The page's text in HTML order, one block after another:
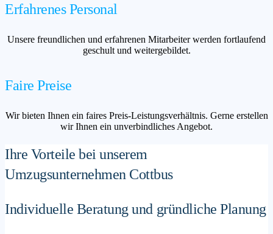
Erfahrenes Personal
Unsere freundlichen und erfahrenen Mitarbeiter werden fortlaufend
geschult und weitergebildet.
Faire Preise
Wir bieten Ihnen ein faires Preis-Leistungsverhältnis. Gerne erstellen
wir Ihnen ein unverbindliches Angebot.
Ihre Vorteile bei unserem
Umzugsunternehmen Cottbus
Individuelle Beratung und gründliche Planung